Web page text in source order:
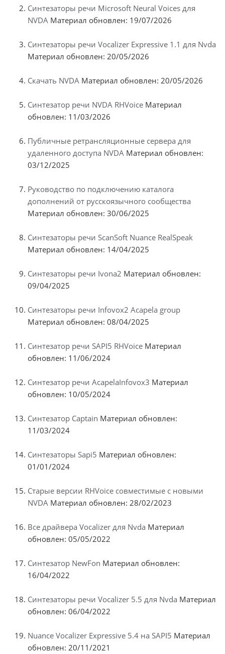
Синтезаторы речи Microsoft Neural Voices для
NVDA Материал обновлен: 19/07/2026
Синтезаторы речи Vocalizer Expressive 1.1 для Nvda
Материал обновлен: 20/05/2026
Скачать NVDA Материал обновлен: 20/05/2026
Синтезатор речи NVDA RHVoice Материал
обновлен: 11/03/2026
Публичные ретрансляционные сервера для
удаленного доступа NVDA Материал обновлен:
03/12/2025
Руководство по подключению каталога
дополнений от русскоязычного сообщества
Материал обновлен: 30/06/2025
Синтезаторы речи ScanSoft Nuance RealSpeak
Материал обновлен: 14/04/2025
Синтезаторы речи Ivona2 Материал обновлен:
09/04/2025
Синтезаторы речи Infovox2 Acapela group
Материал обновлен: 08/04/2025
Синтезатор речи SAPI5 RHVoice Материал
обновлен: 11/06/2024
Синтезатор речи AcapelaInfovox3 Материал
обновлен: 10/05/2024
Синтезатор Captain Материал обновлен:
11/03/2024
Синтезаторы Sapi5 Материал обновлен:
01/01/2024
Старые версии RHVoice совместимые с новыми
NVDA Материал обновлен: 28/02/2023
Все драйвера Vocalizer для Nvda Материал
обновлен: 05/05/2022
Синтезатор NewFon Материал обновлен:
16/04/2022
Синтезаторы речи Vocalizer 5.5 для Nvda Материал
обновлен: 06/04/2022
Nuance Vocalizer Expressive 5.4 на SAPI5 Материал
обновлен: 20/11/2021